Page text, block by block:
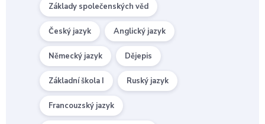
Základy společenských věd
Český jazyk Anglický jazyk
Německý jazyk Dějepis
Základní škola I Ruský jazyk
Francouzský jazyk